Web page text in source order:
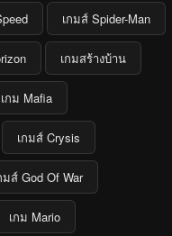
เกมส์ Spider-Man
เกมสร้างบ้าน
เกม Mafia
เกมส์ Crysis
มส์ God Of War
เกม Mario